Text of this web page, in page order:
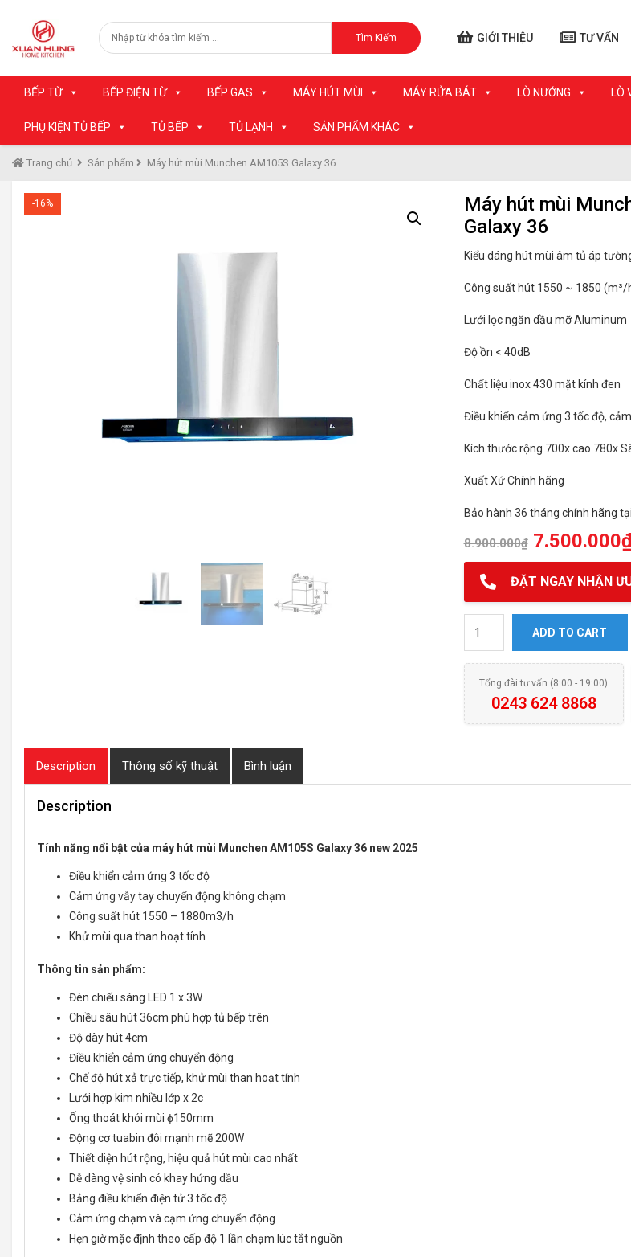
Tìm Kiếm GIỚI THIỆU TƯ VẤN
BẾP TỪ BẾP ĐIỆN TỪ BẾP GAS MÁY HÚT MÙI MÁY RỬA BÁT LÒ NƯỚNG LÒ
PHỤ KIỆN TỦ BẾP TỦ BẾP TỦ LẠNH SẢN PHẨM KHÁC
Trang chủ Sản phẩm Máy hút mùi Munchen AM105S Galaxy 36
-16%
Máy hút mùi
Galaxy 36
Kiểu dáng hút mùi âm tủ áp
Công suất hút 1550 ~ 1850 (m³/
Lưới lọc ngăn dầu mỡ Aluminum
Độ ồn < 40dB
Chất liệu inox 430 mặt kính đen
Điều khiển cảm ứng 3 tốc độ,
Kích thước rộng 700x cao 780x
Xuất Xứ Chính hãng
Bảo hành 36 tháng chính hãng
8.900.000₫ 7.500.000
ĐẶT NGAY NHẬN
ADD TO CART
Tổng đài tư vấn (8:00 - 19:00)
0243 624 8868
Description Thông số kỹ thuật Bình luận
Description
Tính năng nổi bật của máy hút mùi Munchen AM105S Galaxy 36 new 2025
Điều khiển cảm ứng 3 tốc độ
Cảm ứng vẫy tay chuyển động không chạm
Công suất hút 1550 – 1880m3/h
Khử mùi qua than hoạt tính
Thông tin sản phẩm:
Đèn chiếu sáng LED 1 x 3W
Chiều sâu hút 36cm phù hợp tủ bếp trên
Độ dày hút 4cm
Điều khiển cảm ứng chuyển động
Chế độ hút xả trực tiếp, khử mùi than hoạt tính
Lưới hợp kim nhiều lớp x 2c
Ống thoát khói mùi ϕ150mm
Động cơ tuabin đôi mạnh mẽ 200W
Thiết diện hút rộng, hiệu quả hút mùi cao nhất
Dễ dàng vệ sinh có khay hứng dầu
Bảng điều khiển điện tử 3 tốc độ
Cảm ứng chạm và cạm ứng chuyển động
Hẹn giờ mặc định theo cấp độ 1 lần chạm lúc tắt nguồn